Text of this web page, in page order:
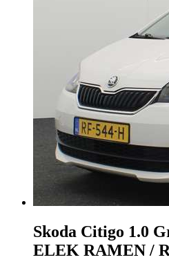
Skoda Citigo 1.0
ELEK RAMEN /